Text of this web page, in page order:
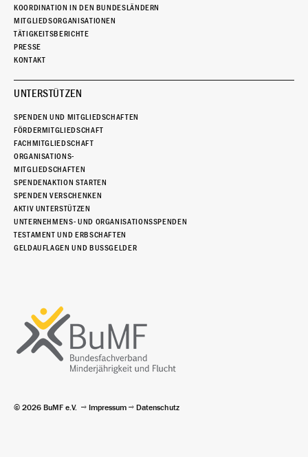
KOORDINATION IN DEN BUNDESLÄNDERN
MITGLIEDSORGANISATIONEN
TÄTIGKEITSBERICHTE
PRESSE
KONTAKT
UNTERSTÜTZEN
SPENDEN UND MITGLIEDSCHAFTEN
FÖRDERMITGLIEDSCHAFT
FACHMITGLIEDSCHAFT
ORGANISATIONS-
MITGLIEDSCHAFTEN
SPENDENAKTION STARTEN
SPENDEN VERSCHENKEN
AKTIV UNTERSTÜTZEN
UNTERNEHMENS- UND ORGANISATIONSSPENDEN
TESTAMENT UND ERBSCHAFTEN
GELDAUFLAGEN UND BUSSGELDER
© 2026 BuMF e.V. Impressum Datenschutz